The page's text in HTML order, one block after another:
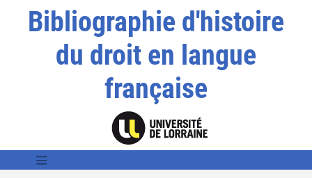
Bibliographie d'histoire
du droit en langue
française